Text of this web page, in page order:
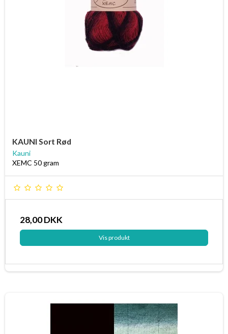
KAUNI Sort Rød
Kauni
XEMC 50 gram
28,00 DKK
Vis produkt